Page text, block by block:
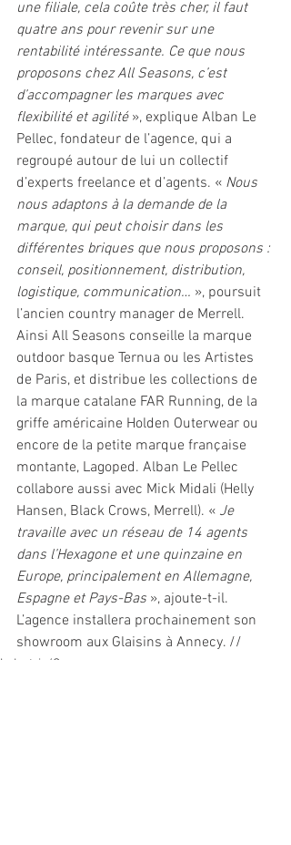
une filiale, cela coûte très cher, il faut
quatre ans pour revenir sur une
rentabilité intéressante. Ce que nous
proposons chez All Seasons, c’est
d’accompagner les marques avec
flexibilité et agilité », explique Alban Le
Pellec, fondateur de l’agence, qui a
regroupé autour de lui un collectif
d’experts freelance et d’agents. « Nous
nous adaptons à la demande de la
marque, qui peut choisir dans les
différentes briques que nous proposons :
conseil, positionnement, distribution,
logistique, communication… », poursuit
l’ancien country manager de Merrell.
Ainsi All Seasons conseille la marque
outdoor basque Ternua ou les Artistes
de Paris, et distribue les collections de
la marque catalane FAR Running, de la
griffe américaine Holden Outerwear ou
encore de la petite marque française
montante, Lagoped. Alban Le Pellec
collabore aussi avec Mick Midali (Helly
Hansen, Black Crows, Merrell). « Je
travaille avec un réseau de 14 agents
dans l’Hexagone et une quinzaine en
Europe, principalement en Allemagne,
Espagne et Pays-Bas », ajoute-t-il.
L’agence installera prochainement son
showroom aux Glaisins à Annecy. //
Industrie/Commerce